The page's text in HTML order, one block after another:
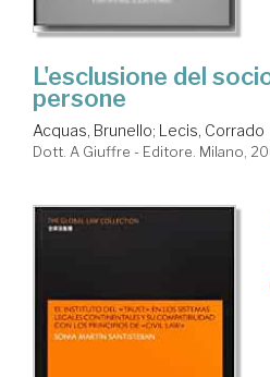
L'esclusione del
persone
Acquas, Brunello; Lecis, Corrado
Dott. A Giuffre - Editore. Milano,